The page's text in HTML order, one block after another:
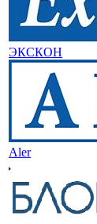
ЭКСКОН
Aler